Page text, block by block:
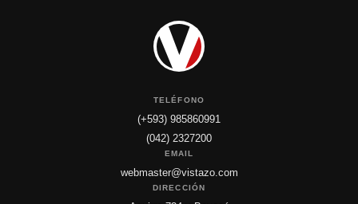
TELÉFONO
(+593) 985860991
(042) 2327200
EMAIL
webmaster@vistazo.com
DIRECCIÓN